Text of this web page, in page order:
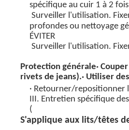
spécifique au cuir1 à 2
Surveiller l'utilisation.
profondes ou nettoyage
ÉVITER
Surveiller l'utilisation.
Protection générale·
rivets de jeans).· Utiliser
· Retourner/repositionner
III. Entretien spécifique
(
S'applique aux lits/têtes